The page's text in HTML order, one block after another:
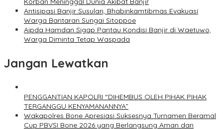
Antisipasi Banjir Susulan, Bhabinkamtibmas Evakuasi
Warga Bantaran Sungai Sitoppoe
Aipda Hamdan Sigap Pantau Kondisi Banjir di Waetuwo,
Warga Diminta Tetap Waspada
Jangan Lewatkan
PENGGANTIAN KAPOLRI “DIHEMBUS OLEH PIHAK PIHAK
TERGANGGU KENYAMANANNYA”
Wakapolres Bone Apresiasi Suksesnya Turnamen Beramal
Cup PBVSI Bone 2026 yang Berlangsung Aman dan